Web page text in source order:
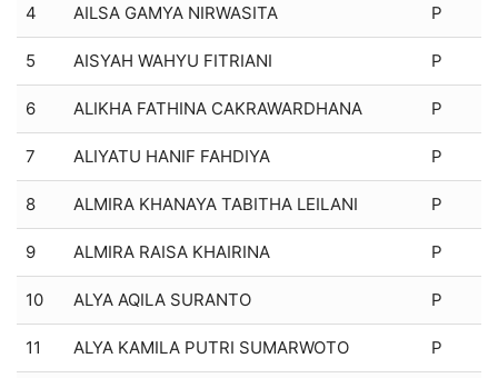
4 AILSA GAMYA NIRWASITA P
5 AISYAH WAHYU FITRIANI P
6 ALIKHA FATHINA CAKRAWARDHANA P
7 ALIYATU HANIF FAHDIYA P
8 ALMIRA KHANAYA TABITHA LEILANI P
9 ALMIRA RAISA KHAIRINA P
10 ALYA AQILA SURANTO P
11 ALYA KAMILA PUTRI SUMARWOTO P